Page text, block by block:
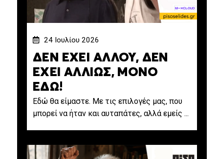
24 Ιουλίου 2026
ΔΕΝ ΕΧΕΙ ΑΛΛΟΥ, ΔΕΝ
ΕΧΕΙ ΑΛΛΙΩΣ, ΜΟΝΟ
ΕΔΩ!
Εδώ θα είμαστε. Με τις επιλογές μας, που
μπορεί να ήταν και αυταπάτες, αλλά εμείς ...